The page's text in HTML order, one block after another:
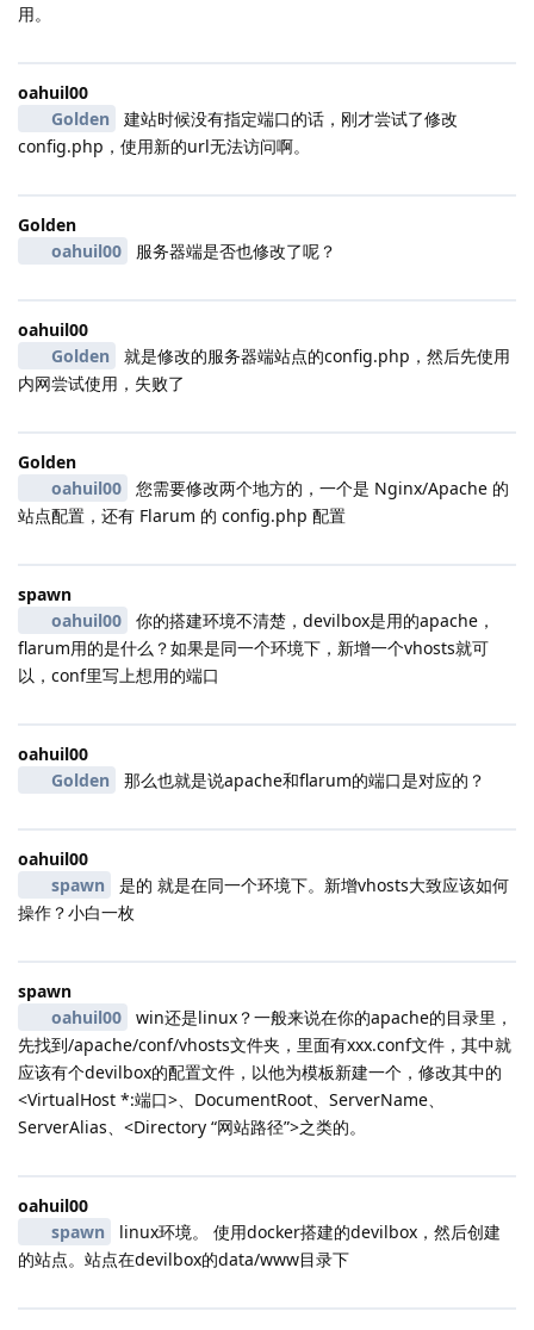
用。
oahuil00
Golden
建站时候没有指定端口的话，刚才尝试了修改
config.php，使用新的url无法访问啊。
Golden
oahuil00
服务器端是否也修改了呢？
oahuil00
Golden
就是修改的服务器端站点的config.php，然后先使用
内网尝试使用，失败了
Golden
oahuil00
您需要修改两个地方的，一个是 Nginx/Apache 的
站点配置，还有 Flarum 的 config.php 配置
spawn
oahuil00
你的搭建环境不清楚，devilbox是用的apache，
flarum用的是什么？如果是同一个环境下，新增一个vhosts就可
以，conf里写上想用的端口
oahuil00
Golden
那么也就是说apache和flarum的端口是对应的？
oahuil00
spawn
是的 就是在同一个环境下。新增vhosts大致应该如何
操作？小白一枚
spawn
oahuil00
win还是linux？一般来说在你的apache的目录里，
先找到/apache/conf/vhosts文件夹，里面有xxx.conf文件，其中就
应该有个devilbox的配置文件，以他为模板新建一个，修改其中的
<VirtualHost *:端口>、DocumentRoot、ServerName、
ServerAlias、<Directory “网站路径”>之类的。
oahuil00
spawn
linux环境。 使用docker搭建的devilbox，然后创建
的站点。站点在devilbox的data/www目录下